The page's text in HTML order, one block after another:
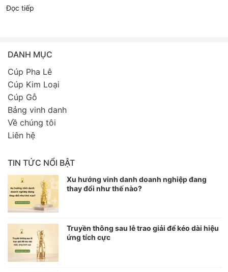
Đọc tiếp
DANH MỤC
Cúp Pha Lê
Cúp Kim Loại
Cúp Gỗ
Bảng vinh danh
Về chúng tôi
Liên hệ
TIN TỨC NỔI BẬT
Xu hướng vinh danh doanh nghiệp đang
thay đổi như thế nào?
Truyền thông sau lễ trao giải để kéo dài hiệu
ứng tích cực